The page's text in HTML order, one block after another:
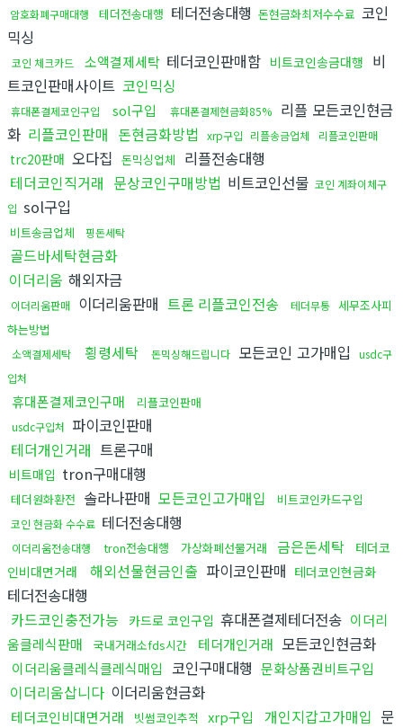
암호화폐구매대행 테더전송대행 테더전송대행 돈현금화최저수수료 코인
믹싱
코인 체크카드 소액결제세탁 테더코인판매함 비트코인송금대행 비
트코인판매사이트 코인믹싱
휴대폰결제코인구입 sol구입 휴대폰결제현금화85%
리플 모든코인현금
화 리플코인판매 돈현금화방법 xrp구입 리플송금업체 리플코인판매
trc20판매 오다집 돈믹싱업체
리플전송대행
테더코인직거래 문상코인구매방법 비트코인선물 코인 계좌이체구
입 sol구입
비트송금업체 핑돈세탁
골드바세탁현금화
이더리움 해외자금
이더리움판매 이더리움판매 트론 리플코인전송 테더무통 세무조사피
하는방법
소액결제세탁 횡령세탁 돈믹싱해드립니다 모든코인 고가매입
usdc구
입처
휴대폰결제코인구매 리플코인판매
usdc구입처 파이코인판매
테더개인거래 트론구매
비트매입 tron구매대행
테더원화환전 솔라나판매 모든코인고가매입 비트코인카드구입
코인 현금화 수수료 테더전송대행
이더리움전송대행 tron전송대행 가상화폐선물거래 금은돈세탁
테더코
인비대면거래
해외선물현금인출 파이코인판매 테더코인현금화
테더전송대행
카드코인충전가능
카드로 코인구입 휴대폰결제테더전송 이더리
움클레식판매
국내거래소fds시간 테더개인거래 모든코인현금화
이더리움클레식클레식매입 코인구매대행 문화상품권비트구입
이더리움삽니다 이더리움현금화
테더코인비대면거래 빗썸코인추적 xrp구입 개인지갑고가매입 문